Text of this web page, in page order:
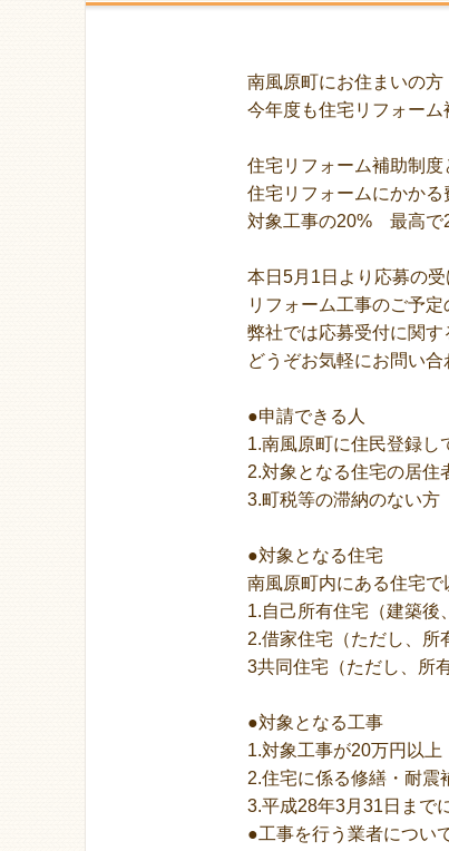
南風原町にお住まいの方
今年度も住宅リフォーム
住宅リフォーム補助制度
住宅リフォームにかかる
対象工事の20% 最高で
本日5月1日より応募の受
リフォーム工事のご予
弊社では応募受付に関す
どうぞお気軽にお問い合
●申請できる人
1.南風原町に住民登録し
2.対象となる住宅の居住
3.町税等の滞納のない方
●対象となる住宅
南風原町内にある住宅で
1.自己所有住宅（建築後
2.借家住宅（ただし、所
3共同住宅（ただし、所
●対象となる工事
1.対象工事が20万円以上
2.住宅に係る修繕・耐震
3.平成28年3月31日まで
●工事を行う業者につい